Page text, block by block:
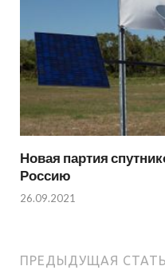
Новая партия
Россию
26.09.2021
ПРЕДЫДУЩАЯ